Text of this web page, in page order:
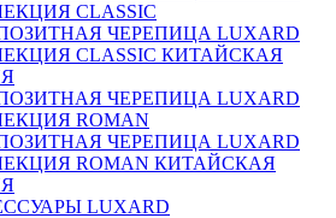
CLASSIC
ЧЕРЕПИЦА LUXARD
CLASSIC КИТАЙСКАЯ
ЧЕРЕПИЦА LUXARD
ROMAN
ЧЕРЕПИЦА LUXARD
ROMAN КИТАЙСКАЯ
LUXARD